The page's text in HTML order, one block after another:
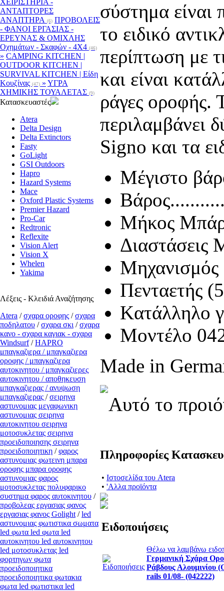
XEIΡΙΣΤΗΡΙΑ -
ΑΝΤΑΠΤΟΡΕΣ
ΑΝΑΠΤΗΡΑ (6) ΠΡΟΒΟΛΕΙΣ
- ΦΑΝΟΙ ΕΡΓΑΣΙΑΣ -
ΕΡΕΥΝΑΣ & ΟΜΙΧΛΗΣ
Οχημάτων - Σκαφών - 4Χ4 (46)
» CAMPING KITCHEN |
OUTDOOR KITCHEN |
SURVIVAL KITCHEN | Είδη
Κουζίνας (47) » ΥΓΡΑ
ΧΗΜΙΚΗΣ ΤΟΥΑΛΕΤΑΣ (9)
Κατασκευαστές
Atera
Delta Design
Delta Extinctors
Fasty
GoLight
GSI Outdoors
Hapro
Hazard Systems
Mace
Oxford Plastic Systems
Premier Hazard
Pro-Car
Redtronic
Reflexite
Vision Alert
Vision X
Whelen
Yakima
Λέξεις - Κλειδιά Αναζήτησης
Atera /σχαρα οροφης /σχαρα
ποδηλατου /σχαρα σκι /σχαρα
κανο - σχαρα καγιακ - σχαρα
Windsurf/ΗΑPRO
μπαγκαζιερα / μπαγκαζιερα
οροφης / μπαγκαζιερα
αυτοκινητου / μπαγκαζιερες
αυτοκινητου / αποθηκευση
μπαγκαζιερας / ανυψωση
μπαγκαζιερας /σειρηνα
αστυνομιας μεγαφωνικη
αστυνομιας σειρηνα
αυτοκινητου σειρηνα
μοτοσυκλετας σειρηνα
προειδοποιησης σειρηνα
προειδοποιητικη /φαρος
αστυνομιας φωτεινη μπαρα
οροφης μπαρα οροφης
αστυνομιας φαρος
μοτοσυκλετας πολυφαρικο
συστημα φαρος αυτοκινητου /
προβολεας εργασιας φανος
εργασιας φανος Golight /led
αστυνομιας φωτιστικα σωματα
led φωτα led φωτα led
αυτοκινητου led αυτοκινητου
led μοτοσυκλετας led
φορτηγων φωτα
προειδοποιητικα
προειδοποιητικα φωτακια
φωτα led φωτιστικα led
σύστημα είναι
το ειδικό
περίπτωση με
και είναι
ράγες οροφής.
περιλαμβάνει
Signo και τα
Μέγιστο
Μήκος
Μηχανισμός
Πενταετής
Kατάλληλο
Μοντέλο
Made in
Αυτό το
Πληροφορίες
• Ιστοσελίδα του Atera
• 'Αλλα προϊόντα
Ειδοποιήσεις
Θέλω να λαμβάνω
Γερμανική Σχάρα
Ράβδους Αλουμινίου
rails 01/08- (042222)